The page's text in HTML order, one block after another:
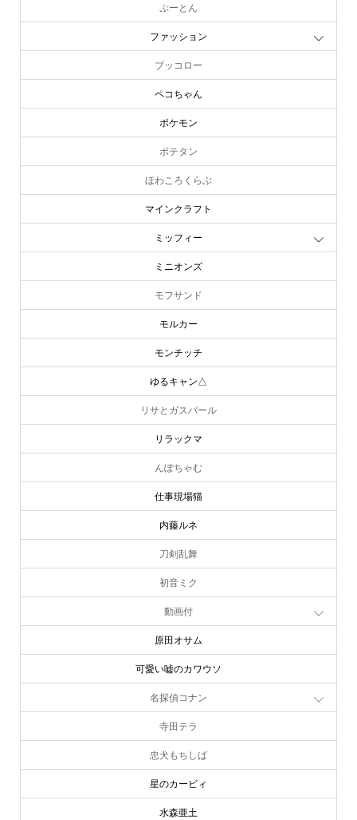
ぷーとん
ファッション
ブッコロー
ペコちゃん
ポケモン
ポテタン
ほわころくらぶ
マインクラフト
ミッフィー
ミニオンズ
モフサンド
モルカー
モンチッチ
ゆるキャン△
リサとガスパール
リラックマ
んぽちゃむ
仕事現場猫
内藤ルネ
刀剣乱舞
初音ミク
動画付
原田オサム
可愛い嘘のカワウソ
名探偵コナン
寺田テラ
忠犬もちしば
星のカービィ
水森亜土